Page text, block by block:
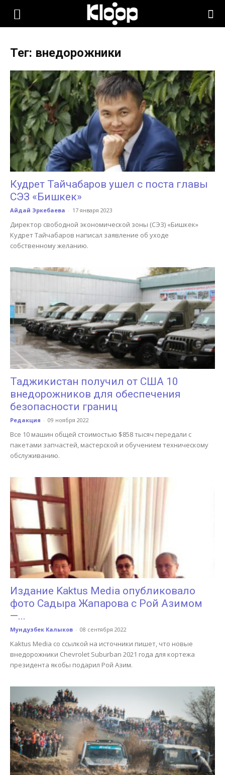
KLOOP.KG
Новости
Кыргызстана
Тег: внедорожники
Кудрет Тайчабаров ушел с поста главы
СЭЗ «Бишкек»
Айдай Эркебаева - 17 января 2023
Директор свободной экономической зоны (СЭЗ) «Бишкек»
Кудрет Тайчабаров написал заявление об уходе
собственному желанию.
Таджикистан получил от США 10
внедорожников для обеспечения
безопасности границ
Редакция - 09 ноября 2022
Все 10 машин общей стоимостью $858 тысяч передали с
пакетами запчастей, мастерской и обучением техническому
обслуживанию.
Издание Kaktus Media опубликовало
фото Садыра Жапарова с Рой Азимом
—...
Мундузбек Калыков - 08 сентября 2022
Kaktus Media со ссылкой на источники пишет, что новые
внедорожники Chevrolet Suburban 2021 года для кортежа
президента якобы подарил Рой Азим.